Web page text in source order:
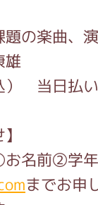
の楽曲、
雄
） 当日払い
名前②学
までお申